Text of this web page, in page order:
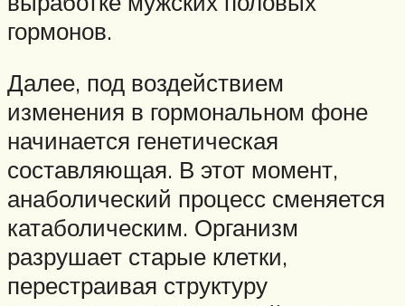
гормонов.
Далее, под воздействием
изменения в гормональном фоне
начинается генетическая
составляющая. В этот момент,
анаболический процесс сменяется
катаболическим. Организм
разрушает старые клетки,
перестраивая структуру